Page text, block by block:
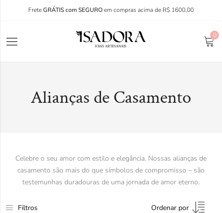
FreteGRÁTIS com SEGUROem compras acima de R$ 1600,00
0
Alianças de Casamento
Celebre o seu amor com estilo e elegância. Nossas alianças de
casamento são mais do que símbolos de compromisso – são
testemunhas duradouras de uma jornada de amor eterno.
Filtros Ordenar por